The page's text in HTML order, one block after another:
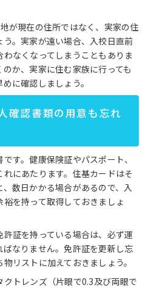
が現在の住所ではなく、実家の住
。実家が遠い場合、入校日直前
なくなってしまうこともありま
か、実家に住む家族に行っても
に確認しましょう。
確認書類の用意も忘れ
す。健康保険証やパスポート、
にあたります。住基カードはそ
数日かかる場合があるので、入
を持って取得しておきましょ
証を持っている場合は、必ず運
なりません。免許証を更新し忘
リストに加えておきましょう。
トレンズ（片眼で0.3及び両眼で